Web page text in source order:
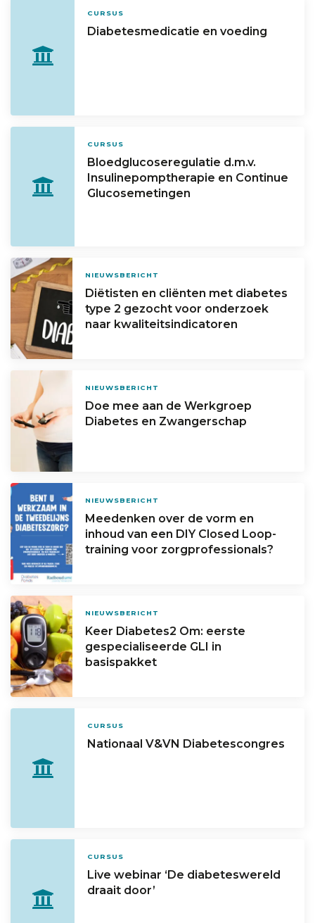
CURSUS
Diabetesmedicatie en voeding
CURSUS
Bloedglucoseregulatie d.m.v.
Insulinepomptherapie en Continue
Glucosemetingen
NIEUWSBERICHT
Diëtisten en cliënten met diabetes
type 2 gezocht voor onderzoek
naar kwaliteitsindicatoren
NIEUWSBERICHT
Doe mee aan de Werkgroep
Diabetes en Zwangerschap
NIEUWSBERICHT
Meedenken over de vorm en
inhoud van een DIY Closed Loop-
training voor zorgprofessionals?
NIEUWSBERICHT
Keer Diabetes2 Om: eerste
gespecialiseerde GLI in
basispakket
CURSUS
Nationaal V&VN Diabetescongres
CURSUS
Live webinar ‘De diabeteswereld
draait door’